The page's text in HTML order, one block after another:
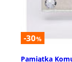
-30%
Pamiątka